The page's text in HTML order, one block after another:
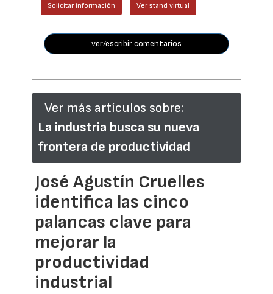
Solicitar información Ver stand virtual
ver/escribir comentarios
Ver más artículos sobre:
La industria busca su nueva
frontera de productividad
José Agustín Cruelles
identifica las cinco
palancas clave para
mejorar la
productividad
industrial